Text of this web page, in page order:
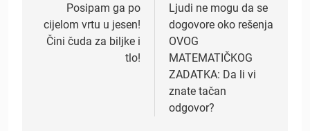
navigation
Posipam ga po
cijelom vrtu u jesen!
Čini čuda za biljke i
tlo!
Ljudi ne mogu da se
dogovore oko rešenja
OVOG
MATEMATIČKOG
ZADATKA: Da li vi
znate tačan
odgovor?